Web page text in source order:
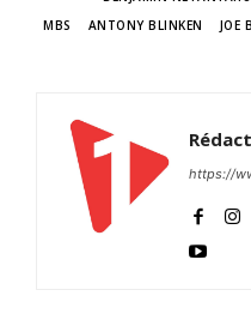
Israël et plusieurs pays
normaliser leurs relations
avec ce pays, créé sur le
territoire palestinien. Face à
la menace iranienne,
plusieurs régimes arabes
MBS
ANTONY BLINKEN JOE
https://